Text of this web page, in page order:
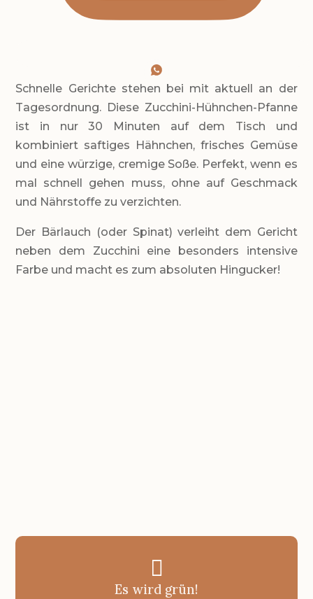
Schnelle Gerichte stehen bei mit aktuell an der
Tagesordnung. Diese Zucchini-Hühnchen-Pfanne
ist in nur 30 Minuten auf dem Tisch und
kombiniert saftiges Hähnchen, frisches Gemüse
und eine würzige, cremige Soße. Perfekt, wenn es
mal schnell gehen muss, ohne auf Geschmack
und Nährstoffe zu verzichten.
Der Bärlauch (oder Spinat) verleiht dem Gericht
neben dem Zucchini eine besonders intensive
Farbe und macht es zum absoluten Hingucker!

Es wird grün!